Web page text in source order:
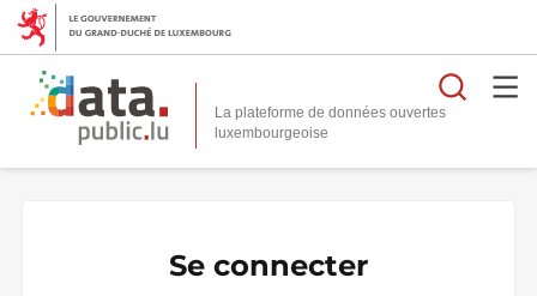
La plateforme de données ouvertes
Se connecter